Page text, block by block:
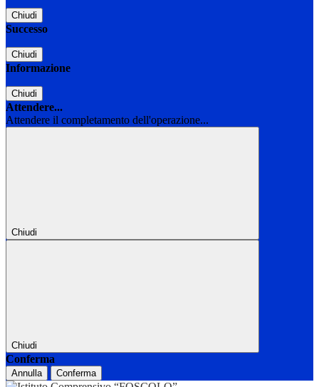
Chiudi
Successo
Chiudi
Informazione
Chiudi
Attendere...
Attendere il completamento dell'operazione...
Chiudi
Chiudi
Conferma
Annulla Conferma